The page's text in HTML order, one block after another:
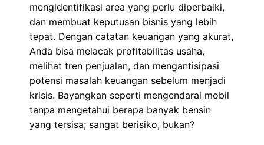
mengidentifikasi area yang perlu diperbaiki,
dan membuat keputusan bisnis yang lebih
tepat. Dengan catatan keuangan yang akurat,
Anda bisa melacak profitabilitas usaha,
melihat tren penjualan, dan mengantisipasi
potensi masalah keuangan sebelum menjadi
krisis. Bayangkan seperti mengendarai mobil
tanpa mengetahui berapa banyak bensin
yang tersisa; sangat berisiko, bukan?